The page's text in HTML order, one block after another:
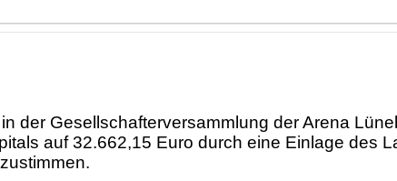
der Gesellschafterversammlung der Arena
auf 32.662,15 Euro durch eine Einlage des